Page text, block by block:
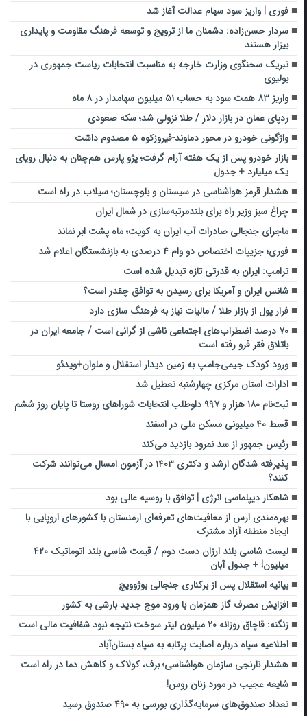
فوری | واریز سود سهام عدالت آغاز شد
سردار حسن‌زاده: دشمنان ما از ترویج و توسعه فرهنگ مقاومت و پایداری
بیزار هستند
تبریک سخنگوی وزارت خارجه به مناسبت انتخابات ریاست‌ جمهوری در
بولیوی
واریز ۸۳ همت سود به حساب ۵۱ میلیون سهامدار در ۸ ماه
ردپای عمان در بازار دلار / طلا نزولی شد؛ سکه صعودی
واژگونی خودرو در محور دماوند-فیروزکوه ۵ مصدوم داشت
بازار خودرو پس از یک هفته آرام گرفت؛ پژو پارس هم‌چنان به دنبال رویای
یک میلیارد + جدول
هشدار قرمز هواشناسی در سیستان و بلوچستان؛ سیلاب در راه است
چراغ سبز وزیر راه برای بلندمرتبه‌سازی در شمال ایران
ماجرای جنجالی صادرات آب ایران به کویت؛ ماه پشت ابر نماند
فوری؛ جزییات اختصاص دو وام ۴ درصدی به بازنشستگان اعلام شد
ترامپ: ایران به قدرتی تازه تبدیل شده است
شانس ایران و آمریکا برای رسیدن به توافق چقدر است؟
فرار پول از بازار طلا / مالیات نیاز به فرهنگ‌ سازی دارد
۷۰ درصد اضطراب‌های اجتماعی ناشی از گرانی است / جامعه ایران در
باتلاق فقر فرو رفته است
ورود کودک جیمی‌جامپ به زمین دیدار استقلال و ملوان+ویدئو
ادارات استان مرکزی چهارشنبه تعطیل شد
ثبت‌نام ۱۸۰ هزار و ۹۹۷ داوطلب انتخابات شوراهای روستا تا پایان روز ششم
قسط ۴۰ میلیونی مسکن ملی در اسفند
رئیس جمهور از سد نمرود بازدید می‌کند
پذیرفته شدگان ارشد و دکتری ۱۴۰۳ در آزمون امسال می‌توانند شرکت
کنند؟
شاهکار دیپلماسی انرژی | توافق با روسیه عالی بود
بهره‌مندی ارس از معافیت‌های تعرفه‌ای ارمنستان با کشورهای اروپایی با
ایجاد منطقه آزاد مشترک
لیست شاسی بلند ارزان دست دوم / قیمت شاسی بلند اتوماتیک ۴۲۰
میلیون! + جدول آبان
بیانیه استقلال پس از برکناری جنجالی بوژوویچ
افزایش مصرف گاز همزمان با ورود موج جدید بارشی به کشور
زنگنه: قاچاق روزانه ۲۰ میلیون لیتر سوخت نتیجه نبود شفافیت مالی است
اطلاعیه سپاه درباره اصابت پرتابه‌‌ به سپاه بستان‌آباد
هشدار نارنجی سازمان هواشناسی؛ برف، کولاک و کاهش دما در راه است
شایعه عجیب در مورد زنان روس!
تعداد صندوق‌های سرمایه‌گذاری بورسی به ۴۹۰ صندوق رسید